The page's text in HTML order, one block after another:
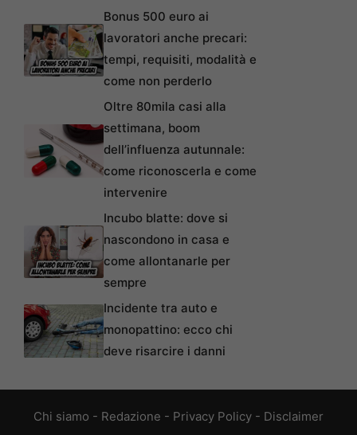
Bonus 500 euro ai
lavoratori anche precari:
tempi, requisiti, modalità e
come non perderlo
Oltre 80mila casi alla
settimana, boom
dell’influenza autunnale:
come riconoscerla e come
intervenire
Incubo blatte: dove si
nascondono in casa e
come allontanarle per
sempre
Incidente tra auto e
monopattino: ecco chi
deve risarcire i danni
Chi siamo - Redazione - Privacy Policy - Disclaimer